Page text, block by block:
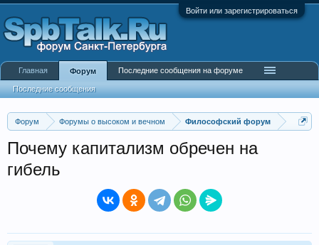
Войти или зарегистрироваться
Форум Форумы о высоком и вечном Философский форум
Почему капитализм обречен на
гибель
Главная Форум
Последние сообщения
Последние сообщения на форуме